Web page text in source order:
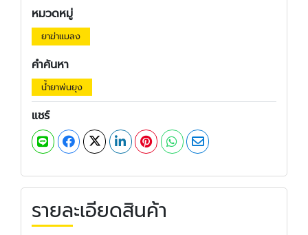
หมวดหมู่
ยาฆ่าแมลง
คำค้นหา
น้ำยาพ่นยุง
แชร์
รายละเอียดสินค้า